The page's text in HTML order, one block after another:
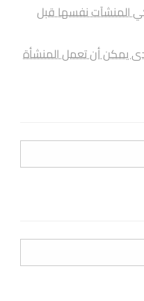
المنشآت نفسها قبل
يمكن أن تعمل المنشأة